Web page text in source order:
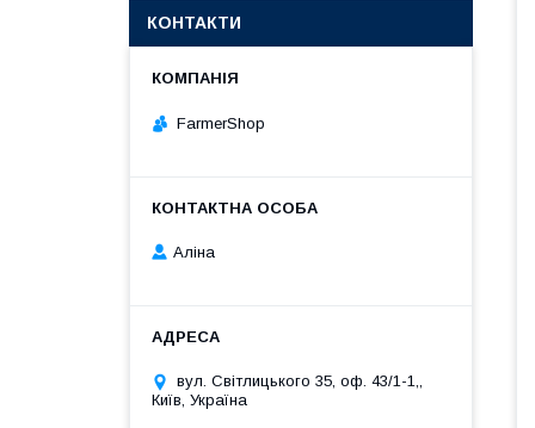
КОНТАКТИ
FarmerShop
Аліна
вул. Світлицького 35, оф. 43/1-1,,
Київ, Україна